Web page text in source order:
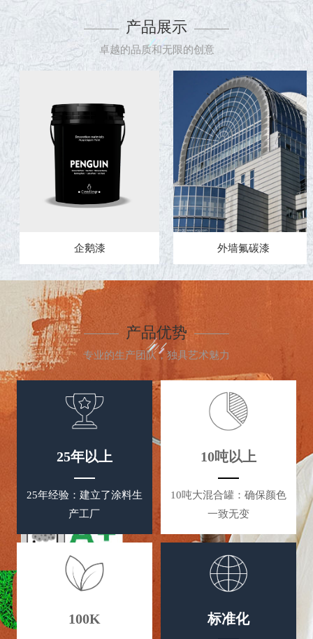
产品展示
卓越的品质和无限的创意
企鹅漆 外墙氟碳漆
产品优势
专业的生产团队，独具艺术魅力
25年以上
25年经验：建立了涂料生
产工厂
10吨以上
10吨大混合罐：确保颜色
一致无变
100K 标准化